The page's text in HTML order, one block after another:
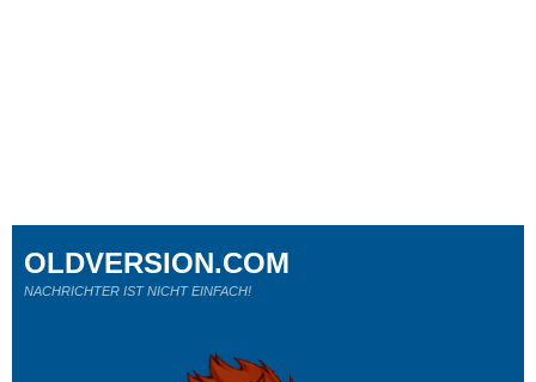
OLDVERSION.COM
NACHRICHTER IST NICHT EINFACH!